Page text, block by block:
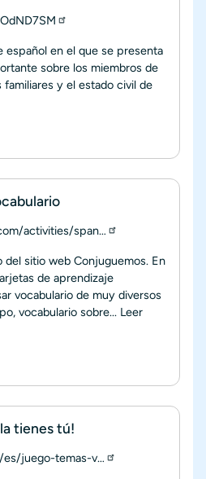
español en el que se presenta
sobre los miembros de
familiares y el estado civil de
activities/span…
del sitio web Conjuguemos. En
de aprendizaje
vocabulario de muy diversos
vocabulario sobre... Leer
tienes tú!
juego-temas-v…